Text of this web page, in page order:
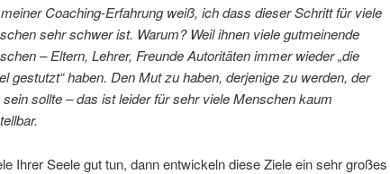
Coaching-Erfahrung weiß, ich dass dieser Schritt für viele
sehr schwer ist. Warum? Weil ihnen viele gutmeinende
– Eltern, Lehrer, Freunde Autoritäten immer wieder „die
gestutzt“ haben. Den Mut zu haben, derjenige zu werden, der
sollte – das ist leider für sehr viele Menschen kaum
Ihrer Seele gut tun, dann entwickeln diese Ziele ein sehr großes